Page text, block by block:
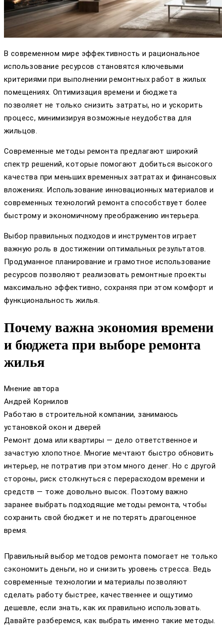
В современном мире эффективность и рациональное
использование ресурсов становятся ключевыми
критериями при выполнении ремонтных работ в жилых
помещениях. Оптимизация времени и бюджета
позволяет не только снизить затраты, но и ускорить
процесс, минимизируя возможные неудобства для
жильцов.
Современные методы ремонта предлагают широкий
спектр решений, которые помогают добиться высокого
качества при меньших временных затратах и финансовых
вложениях. Использование инновационных материалов и
современных технологий ремонта способствует более
быстрому и экономичному преображению интерьера.
Выбор правильных подходов и инструментов играет
важную роль в достижении оптимальных результатов.
Продуманное планирование и грамотное использование
ресурсов позволяют реализовать ремонтные проекты
максимально эффективно, сохраняя при этом комфорт и
функциональность жилья.
Почему важна экономия времени
и бюджета при выборе ремонта
жилья
Мнение автора
Андрей Корнилов
Работаю в строительной компании, занимаюсь
установкой окон и дверей
Ремонт дома или квартиры — дело ответственное и
зачастую хлопотное. Многие мечтают быстро обновить
интерьер, не потратив при этом много денег. Но с другой
стороны, риск столкнуться с перерасходом времени и
средств — тоже довольно высок. Поэтому важно
заранее выбрать подходящие методы ремонта, чтобы
сохранить свой бюджет и не потерять драгоценное
время.
Правильный выбор методов ремонта помогает не только
сэкономить деньги, но и снизить уровень стресса. Ведь
современные технологии и материалы позволяют
сделать работу быстрее, качественнее и ощутимо
дешевле, если знать, как их правильно использовать.
Давайте разберемся, как выбрать именно такие методы.